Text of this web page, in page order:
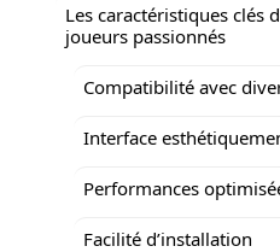
Les caractéristiques clés
joueurs passionnés
Compatibilité avec
Interface
Performances
Facilité d’installation